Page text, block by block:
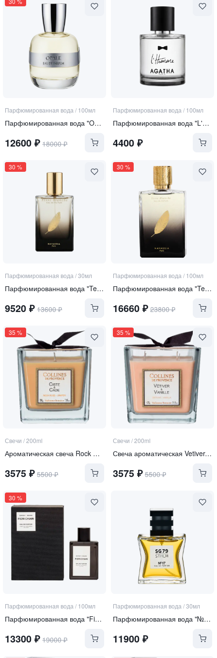
Парфюмированная вода / 100мл
Парфюмированная вода "OPALE"
12600 ₽ 18000₽
Парфюмированная вода / 100мл
Парфюмированная вода "L'Homme Classique"
4400₽
30 %
Парфюмированная вода /30мл
Парфюмированная вода "Terre Blanche"
9520 ₽ 13600₽
30 %
Парфюмированная вода / 100мл
Парфюмированная вода "Terre Blanche"
16660₽ 23800₽
35 %
Свечи /200ml
Ароматическая свеча Rock Rose-Juniper
3575 ₽ 5500₽
35 %
Свечи /200ml
Свеча ароматическая Vetiver-Vanilla
3575₽ 5500₽
30 %
Парфюмированная вода / 100мл
Парфюмированная вода "Fiori Chiari"
13300 ₽ 19000₽
Парфюмированная вода /30мл
Парфюмированная вода "№17"
11900₽